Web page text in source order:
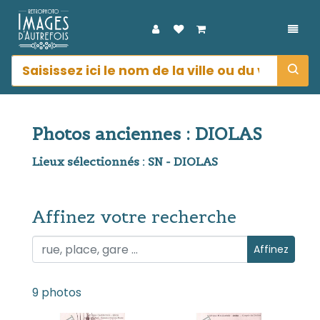
Photos anciennes : DIOLAS
Lieux sélectionnés : SN - DIOLAS
Affinez votre recherche
Affinez votre recherche Affinez
9 photos